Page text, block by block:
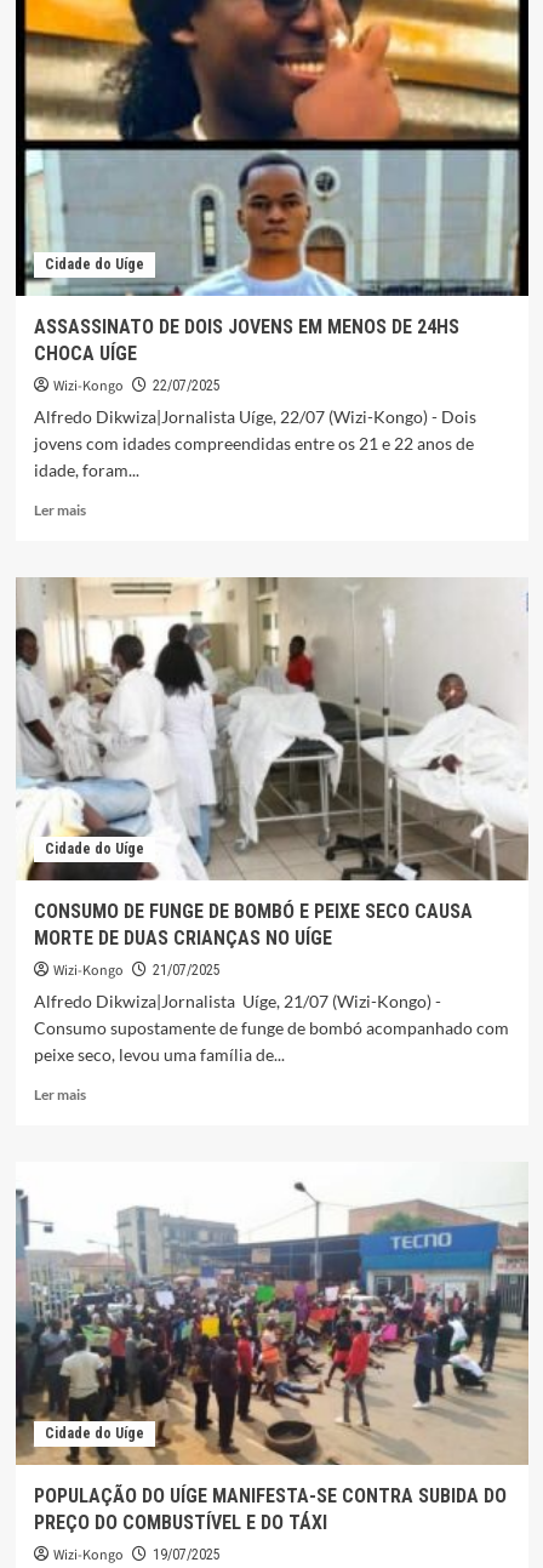
GARGALO
DE
GARRAFA,
NAMORADO
MATA
COMPANHEIRA
POR
CAPTURA-
O
Cidade do Uíge
ASSASSINATO DE DOIS JOVENS EM MENOS DE 24HS
CHOCA UÍGE
Wizi-Kongo 22/07/2025
Alfredo Dikwiza|Jornalista Uíge, 22/07 (Wizi-Kongo) - Dois
jovens com idades compreendidas entre os 21 e 22 anos de
idade, foram...
Ler maisLeia
ASSASSINATO
DOIS
JOVENS
EM
MENOS
DE
24HS
CHOCA
UÍGE
Cidade do Uíge
CONSUMO DE FUNGE DE BOMBÓ E PEIXE SECO CAUSA
MORTE DE DUAS CRIANÇAS NO UÍGE
Wizi-Kongo 21/07/2025
Alfredo Dikwiza|Jornalista Uíge, 21/07 (Wizi-Kongo) -
Consumo supostamente de funge de bombó acompanhado com
peixe seco, levou uma família de...
Ler maisLeia
FUNGE
BOMBÓ
E
PEIXE
SECO
CAUSA
MORTE
DE
DUAS
CRIANÇAS
NO
UÍGE
Cidade do Uíge
POPULAÇÃO DO UÍGE MANIFESTA-SE CONTRA SUBIDA DO
PREÇO DO COMBUSTÍVEL E DO TÁXI
Wizi-Kongo 19/07/2025